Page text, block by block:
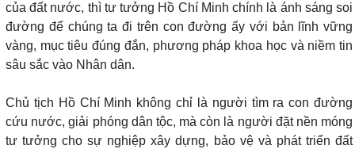
của đất nước, thì tư tưởng Hồ Chí Minh chính là ánh sáng soi
đường để chúng ta đi trên con đường ấy với bản lĩnh vững
vàng, mục tiêu đúng đắn, phương pháp khoa học và niềm tin
sâu sắc vào Nhân dân.
Chủ tịch Hồ Chí Minh không chỉ là người tìm ra con đường
cứu nước, giải phóng dân tộc, mà còn là người đặt nền móng
tư tưởng cho sự nghiệp xây dựng, bảo vệ và phát triển đất